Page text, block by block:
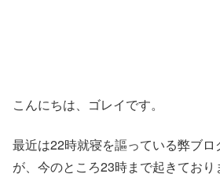
こんにちは、ゴレイです。
最近は22時就寝を謳っている弊ブ
が、今のところ23時まで起きており